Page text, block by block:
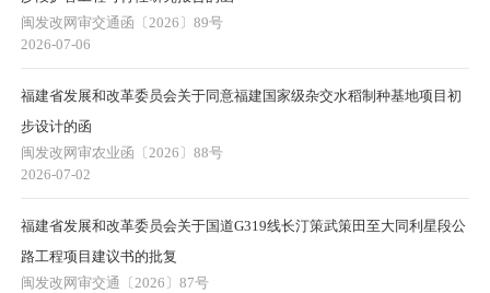
闽发改网审交通函〔2026〕89号
2026-07-06
福建省发展和改革委员会关于同意福建国家级杂交水稻制种基地项目初
步设计的函
闽发改网审农业函〔2026〕88号
2026-07-02
福建省发展和改革委员会关于国道G319线长汀策武策田至大同利星段公
路工程项目建议书的批复
闽发改网审交通〔2026〕87号